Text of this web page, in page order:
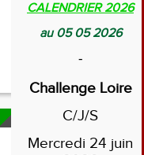
CALENDRIER 2026
au 05 05 2026
-
Challenge Loire
C/J/S
Mercredi 24 juin